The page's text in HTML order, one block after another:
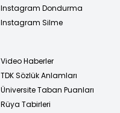
Instagram Dondurma
Instagram Silme
Video Haberler
TDK Sözlük Anlamları
Üniversite Taban Puanları
Rüya Tabirleri